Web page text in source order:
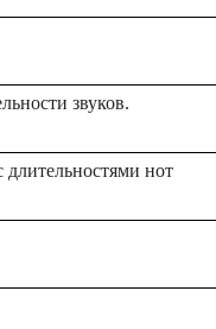
звуков.
нот